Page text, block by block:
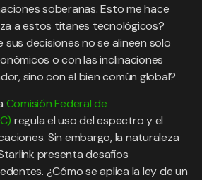
soberanas. Esto me hace
a estos titanes tecnológicos?
sus decisiones no se alineen solo
o con las inclinaciones
sino con el bien común global?
Comisión Federal de
regula el uso del espectro y el
Sin embargo, la naturaleza
presenta desafíos
¿Cómo se aplica la ley de un